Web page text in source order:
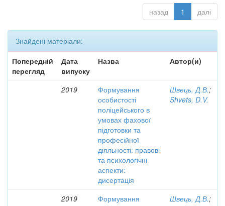
назад 1 далі
Знайдені матеріали:
Попередній
перегляд
Дата
випуску
Назва Автор(и)
2019
Формування
особистості
поліцейського в
умовах фахової
підготовки та
професійної
діяльності: правові
та психологічні
аспекти:
дисертація
Швець, Д.В.;
Shvets, D.V.
2019
Формування
Швець, Д.В.;